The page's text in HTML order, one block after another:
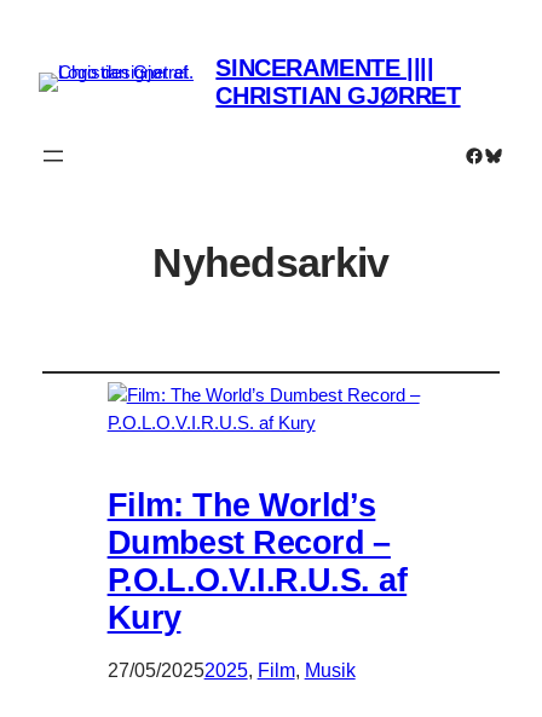
SINCERAMENTE ||||
CHRISTIAN GJØRRET
Nyhedsarkiv
Film: The World’s
Dumbest Record –
P.O.L.O.V.I.R.U.S. af
Kury
27/05/20252025, Film, Musik